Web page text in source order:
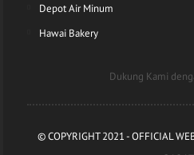
Depot Air Minum
Hawai Bakery
Dukung Kami
© COPYRIGHT 2021 -OFFICIAL